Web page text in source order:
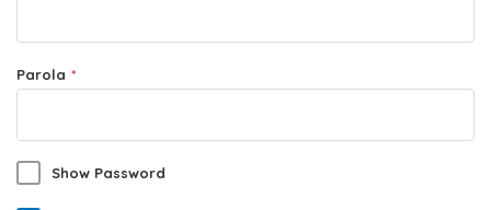
Parola
Show Password